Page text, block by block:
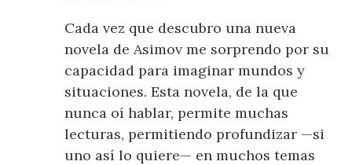
Cada vez que descubro una nueva
novela de Asimov me sorprendo por su
capacidad para imaginar mundos y
situaciones. Esta novela, de la que
nunca oí hablar, permite muchas
lecturas, permitiendo profundizar —si
uno así lo quiere— en muchos temas